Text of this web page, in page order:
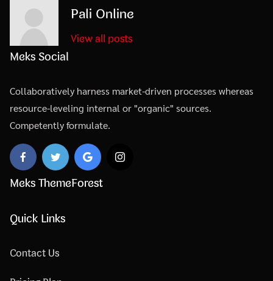
Pali Online
View all posts
Meks Social
Collaboratively harness market-driven processes whereas
resource-leveling internal or "organic" sources.
Competently formulate.
Meks ThemeForest
Quick Links
Contact Us